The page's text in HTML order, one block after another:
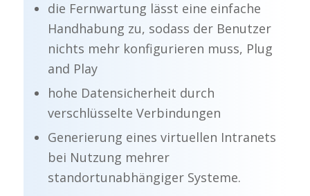
die Fernwartung lässt eine einfache
Handhabung zu, sodass der Benutzer
nichts mehr konfigurieren muss, Plug
and Play
hohe Datensicherheit durch
verschlüsselte Verbindungen
Generierung eines virtuellen Intranets
bei Nutzung mehrer
standortunabhängiger Systeme.